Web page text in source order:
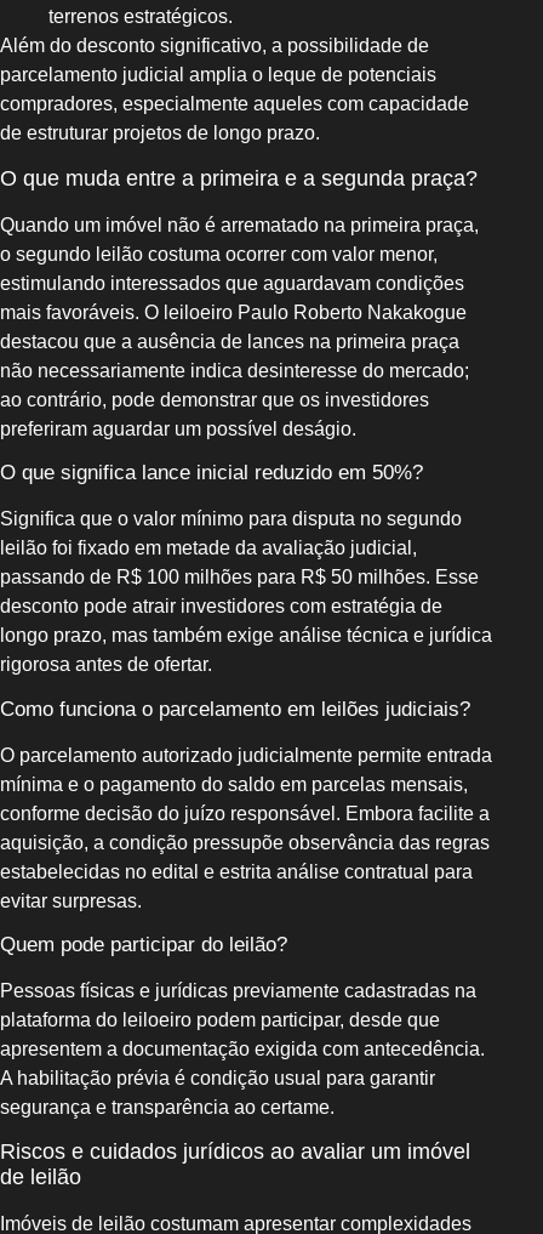
terrenos estratégicos.
Além do desconto significativo, a possibilidade de
parcelamento judicial amplia o leque de potenciais
compradores, especialmente aqueles com capacidade
de estruturar projetos de longo prazo.
O que muda entre a primeira e a segunda praça?
Quando um imóvel não é arrematado na primeira praça,
o segundo leilão costuma ocorrer com valor menor,
estimulando interessados que aguardavam condições
mais favoráveis. O leiloeiro Paulo Roberto Nakakogue
destacou que a ausência de lances na primeira praça
não necessariamente indica desinteresse do mercado;
ao contrário, pode demonstrar que os investidores
preferiram aguardar um possível deságio.
O que significa lance inicial reduzido em 50%?
Significa que o valor mínimo para disputa no segundo
leilão foi fixado em metade da avaliação judicial,
passando de R$ 100 milhões para R$ 50 milhões. Esse
desconto pode atrair investidores com estratégia de
longo prazo, mas também exige análise técnica e jurídica
rigorosa antes de ofertar.
Como funciona o parcelamento em leilões judiciais?
O parcelamento autorizado judicialmente permite entrada
mínima e o pagamento do saldo em parcelas mensais,
conforme decisão do juízo responsável. Embora facilite a
aquisição, a condição pressupõe observância das regras
estabelecidas no edital e estrita análise contratual para
evitar surpresas.
Quem pode participar do leilão?
Pessoas físicas e jurídicas previamente cadastradas na
plataforma do leiloeiro podem participar, desde que
apresentem a documentação exigida com antecedência.
A habilitação prévia é condição usual para garantir
segurança e transparência ao certame.
Riscos e cuidados jurídicos ao avaliar um imóvel
de leilão
Imóveis de leilão costumam apresentar complexidades